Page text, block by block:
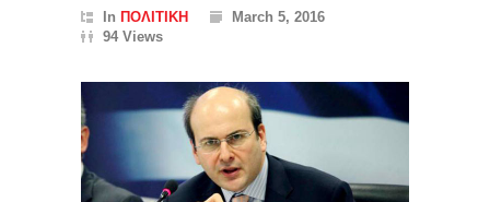
In ΠΟΛΙΤΙΚΗ
March 5, 2016
94 Views